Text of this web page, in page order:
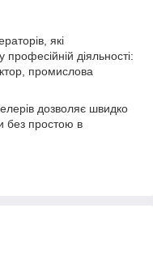
які
діяльності:
промислова
дозволяє швидко
без простою в